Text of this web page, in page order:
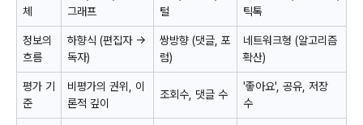
체
그래프
털
틱톡
정보의
흐름
하향식 (편집자 ->
독자)
쌍방향 (댓글, 포
럼)
네트워크형 (알고리즘
확산)
평가 기
준
비평가의 권위, 이
론적 깊이
조회수, 댓글 수
'좋아요', 공유, 저장
수